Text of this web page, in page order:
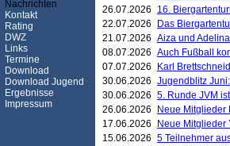
Nachrichten
Kontakt
Rating
DWZ
Links
Termine
Download
Download Jugend
Ergebnisse
Impressum
26.07.2026
16.
22.07.2026
Das
21.07.2026 Aiza und
08.07.2026 Auch Fußball
07.07.2026
Karl
30.06.2026 Jugendblitz
30.06.2026 5. Runde JVM
26.06.2026
Neue Mitglieder
17.06.2026
Neue Mitglieder
15.06.2026 5 Teilnehmer